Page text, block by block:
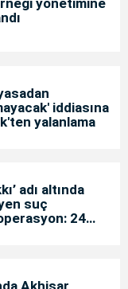
yönetimine
iddiasına
yalanlama
adı altında
suç
24
Akhisar